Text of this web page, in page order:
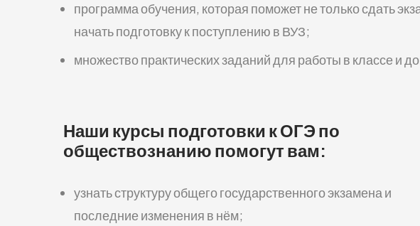
программа обучения, которая поможет не только сдать
начать подготовку к поступлению в ВУЗ;
множество практических заданий для работы в классе и
Наши курсы подготовки к ОГЭ по
обществознанию помогут вам:
узнать структуру общего государственного экзамена и
последние изменения в нём;